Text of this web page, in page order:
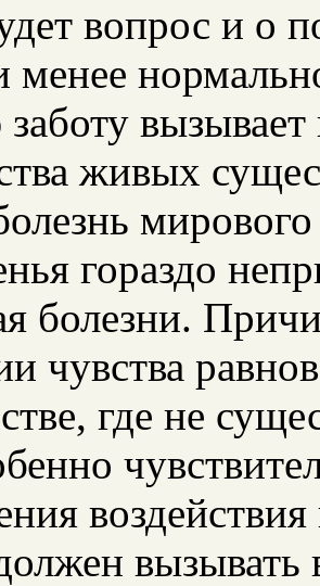
вопрос и о
менее
вызывает
живых
гораздо
болезни.
чувства
где не